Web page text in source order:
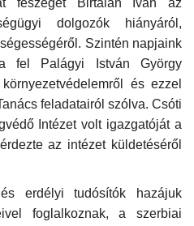
feszeget Birtalan Iván az
dolgozók hiányáról,
Szintén napjaink
fel Palágyi István György
és ezzel
feladatairól szólva. Csóti
Intézet volt igazgatóját a
az intézet küldetéséről
erdélyi tudósítók hazájuk
foglalkoznak, a szerbiai